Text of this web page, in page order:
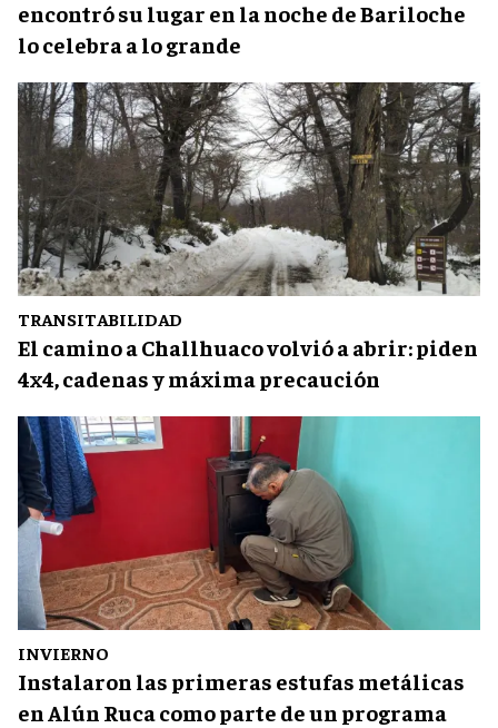
encontró su lugar en la noche de Bariloche
lo celebra a lo grande
TRANSITABILIDAD
El camino a Challhuaco volvió a abrir: piden
4x4, cadenas y máxima precaución
INVIERNO
Instalaron las primeras estufas metálicas
en Alún Ruca como parte de un programa